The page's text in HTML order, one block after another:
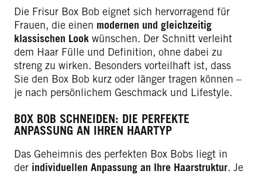
Die Frisur Box Bob eignet sich hervorragend für
Frauen, die einen modernen und gleichzeitig
klassischen Look wünschen. Der Schnitt verleiht
dem Haar Fülle und Definition, ohne dabei zu
streng zu wirken. Besonders vorteilhaft ist, dass
Sie den Box Bob kurz oder länger tragen können –
je nach persönlichem Geschmack und Lifestyle.
BOX BOB SCHNEIDEN: DIE PERFEKTE
ANPASSUNG AN IHREN HAARTYP
Das Geheimnis des perfekten Box Bobs liegt in
der individuellen Anpassung an Ihre Haarstruktur. Je